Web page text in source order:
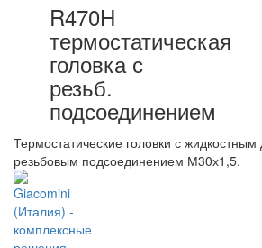
R470H
термостатическая
головка с
резьб.
подсоединением
Термостатические головки с жидкостным
резьбовым подсоединением М30х1,5.